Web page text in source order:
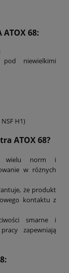
ATOX 68:
pod niewielkimi
H1)
ATOX 68?
wielu norm i
w różnych
że produkt
kontaktu z
smarne i
zapewniają